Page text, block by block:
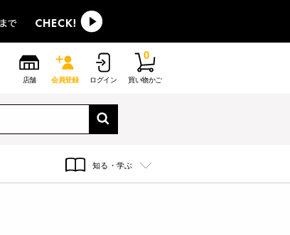
店舗 会員登録 ログイン 買い物かご
0
知る・学ぶ